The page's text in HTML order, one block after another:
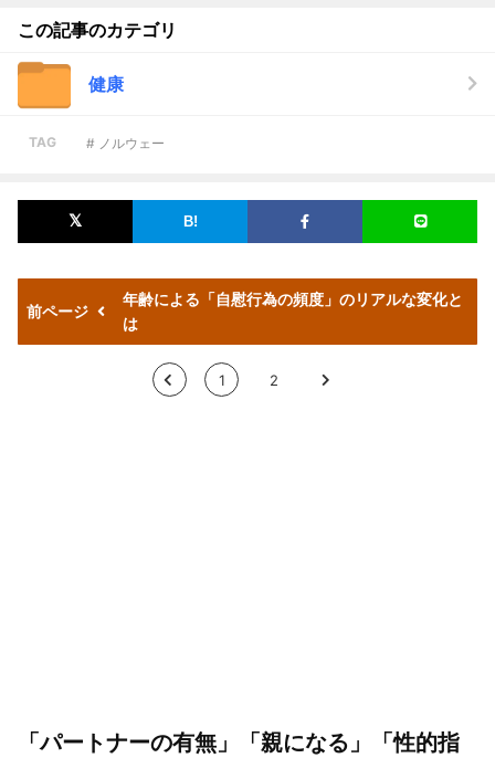
この記事のカテゴリ
健康
TAG # ノルウェー
前ページ
年齢による「自慰行為の頻度」のリアルな変化と
は
< 1 2 >
「パートナーの有無」「親になる」「性的指